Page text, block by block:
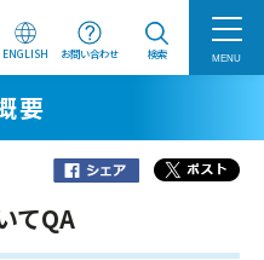
ENGLISH お問い合わせ 検索 MENU
要
てQA